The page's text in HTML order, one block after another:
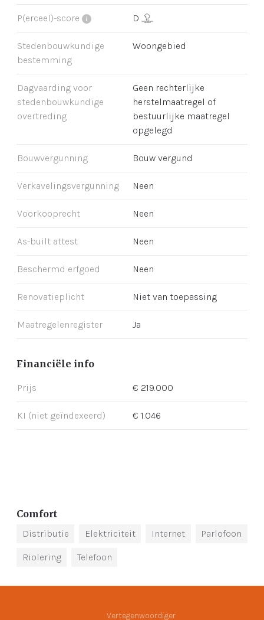
P(erceel)-score D
Stedenbouwkundige
bestemming
Woongebied
Dagvaarding voor
stedenbouwkundige
overtreding
Geen rechterlijke
herstelmaatregel of
bestuurlijke maatregel
opgelegd
Bouwvergunning Bouw vergund
Verkavelingsvergunning Neen
Voorkooprecht Neen
As-built attest Neen
Beschermd erfgoed Neen
Renovatieplicht Niet van toepassing
Maatregelenregister Ja
Financiële info
Prijs € 219.000
KI (niet geïndexeerd) € 1.046
Comfort
Distributie Elektriciteit Internet Parlofoon
Riolering Telefoon
Vertegenwoordiger